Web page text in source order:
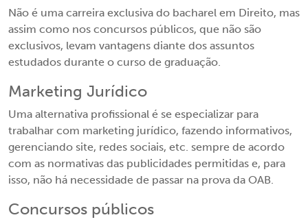
Não é uma carreira exclusiva do bacharel em Direito, mas
assim como nos concursos públicos, que não são
exclusivos, levam vantagens diante dos assuntos
estudados durante o curso de graduação.
Marketing Jurídico
Uma alternativa profissional é se especializar para
trabalhar com marketing jurídico, fazendo informativos,
gerenciando site, redes sociais, etc. sempre de acordo
com as normativas das publicidades permitidas e, para
isso, não há necessidade de passar na prova da OAB.
Concursos públicos